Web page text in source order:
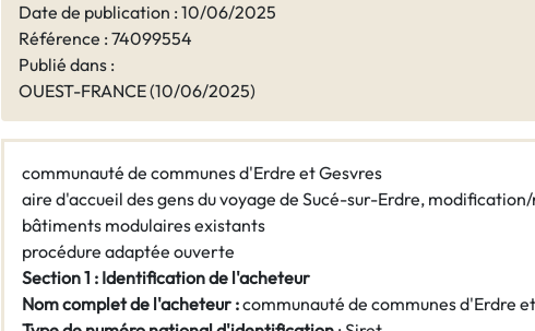
Date de publication : 10/06/2025
Référence : 74099554
Publié dans :
OUEST-FRANCE (10/06/2025)
communauté de communes d'Erdre et Gesvres
aire d'accueil des gens du voyage de Sucé-sur-Erdre,
bâtiments modulaires existants
procédure adaptée ouverte
Section 1 : Identification de l'acheteur
Nom complet de l'acheteur :communauté de communes d'Erdre